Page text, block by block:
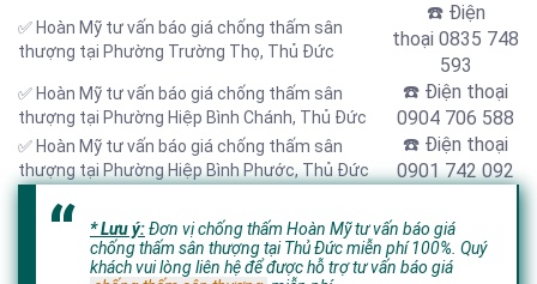
✅ Hoàn Mỹ tư vấn báo giá chống thấm sân
thượng tại Phường Trường Thọ, Thủ Đức
☎️ Điện
thoại 0835 748
593
✅ Hoàn Mỹ tư vấn báo giá chống thấm sân
thượng tại Phường Hiệp Bình Chánh, Thủ Đức
☎️ Điện thoại
0904 706 588
✅ Hoàn Mỹ tư vấn báo giá chống thấm sân
thượng tại Phường Hiệp Bình Phước, Thủ Đức
☎️ Điện thoại
0901 742 092
* Lưu ý:Đơn vị chống thấm Hoàn Mỹ tư vấn báo giá
chống thấm sân thượng tại Thủ Đức miễn phí 100%. Quý
khách vui lòng liên hệ để được hỗ trợ tư vấn báo giá